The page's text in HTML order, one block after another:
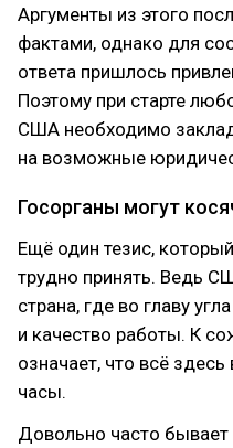
Аргументы из этого
фактами, однако для
ответа пришлось
Поэтому при старте
США необходимо
на возможные
Госорганы могут
Ещё один тезис,
трудно принять. Ведь
страна, где во главу
и качество работы. К
означает, что всё
часы.
Довольно часто